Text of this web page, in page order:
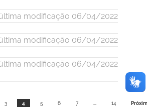
modificação 06/04/2022
modificação 06/04/2022
modificação 06/04/2022
3 4 5 6 7 ... 14